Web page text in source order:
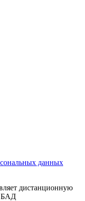
данных
дистанционную
БАД